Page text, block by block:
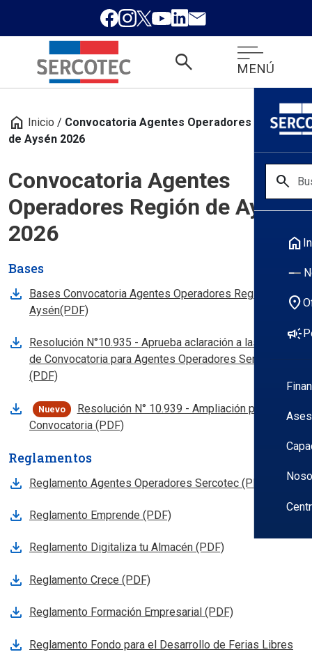
search MENÚ
search
home
location_on
campaign
home Inicio / Convocatoria Agentes Operadores Región
de Aysén 2026
Convocatoria Agentes
Operadores Región de Aysén
2026
Bases
Bases Convocatoria Agentes Operadores Región de
Aysén(PDF), abre en nueva pestaña
Resolución N°10.935 - Aprueba aclaración a las Bases
de Convocatoria para Agentes Operadores Sercotec
(PDF), abre en nueva pestana
Nuevo
Resolución N° 10.939 - Ampliación plazo
Convocatoria (PDF), abre en nueva pestana
Reglamentos
Reglamento Agentes Operadores Sercotec (PDF)
Reglamento Emprende (PDF)
Reglamento Digitaliza tu Almacén (PDF)
Reglamento Crece (PDF)
Reglamento Formación Empresarial (PDF)
Reglamento Fondo para el Desarrollo de Ferias Libres